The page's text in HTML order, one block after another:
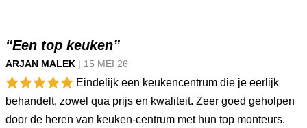
“Een top keuken”
ARJAN MALEK | 15 MEI 26
Eindelijk een keukencentrum die je eerlijk
behandelt, zowel qua prijs en kwaliteit. Zeer goed geholpen
door de heren van keuken-centrum met hun top monteurs.